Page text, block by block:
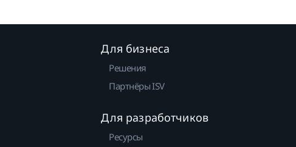
Для бизнеса
Решения
Партнёры ISV
Для разработчиков
Ресурсы